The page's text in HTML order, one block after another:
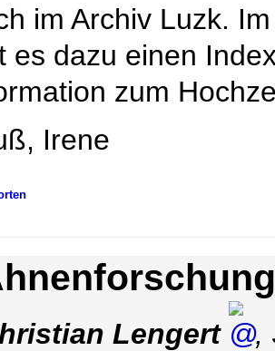
im Archiv Luzk.
es dazu einen
zum
Irene
Lengert ,